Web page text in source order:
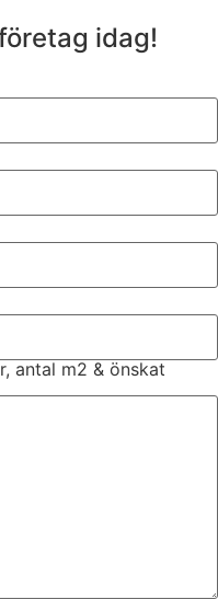
idag!
antal m2 & önskat